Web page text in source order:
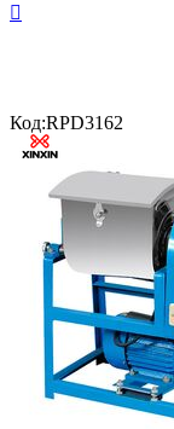

Код:RPD3162